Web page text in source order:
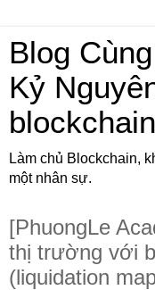
Blog
Kỷ
Làm chủ Blockchain,
một nhân sự.
[PhuongLe
thị trường với
(liquidation